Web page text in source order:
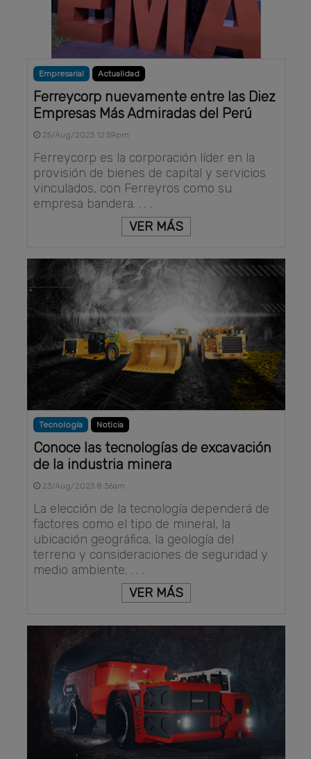
Empresarial Actualidad
Ferreycorp nuevamente entre las Diez
Empresas Más Admiradas del Perú
25/Aug/2023 12:59pm
Ferreycorp es la corporación líder en la
provisión de bienes de capital y servicios
vinculados, con Ferreyros como su
empresa bandera. . . .
VER MÁS
Tecnología Noticia
Conoce las tecnologías de excavación
de la industria minera
23/Aug/2023 8:36am
La elección de la tecnología dependerá de
factores como el tipo de mineral, la
ubicación geográfica, la geología del
terreno y consideraciones de seguridad y
medio ambiente. . . .
VER MÁS